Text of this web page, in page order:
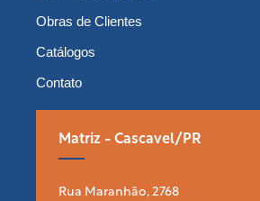
Obras de Clientes
Catálogos
Contato
Matriz - Cascavel/PR
Rua Maranhão, 2768